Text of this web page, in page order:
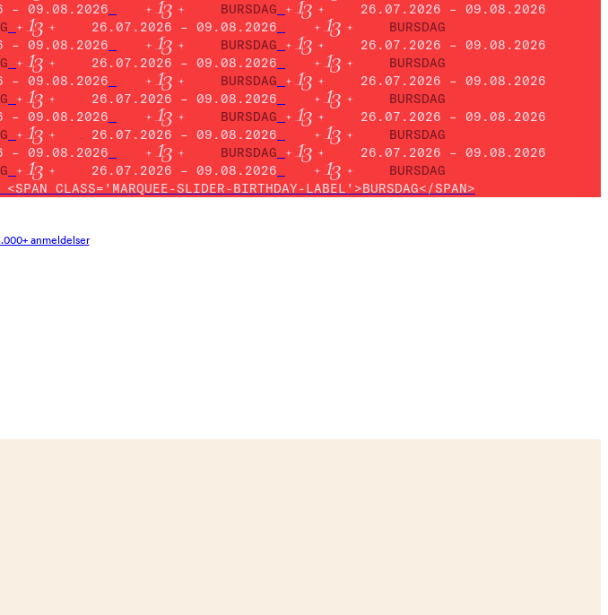
– 09.08.2026 BURSDAG
26.07.2026 – 09.08.2026
26.07.2026 – 09.08.2026
BURSDAG
– 09.08.2026 BURSDAG
26.07.2026 – 09.08.2026
26.07.2026 – 09.08.2026
BURSDAG
– 09.08.2026 BURSDAG
26.07.2026 – 09.08.2026
26.07.2026 – 09.08.2026
BURSDAG
– 09.08.2026 BURSDAG
26.07.2026 – 09.08.2026
26.07.2026 – 09.08.2026
BURSDAG
– 09.08.2026 BURSDAG
26.07.2026 – 09.08.2026
26.07.2026 – 09.08.2026
BURSDAG
CLASS='MARQUEE-SLIDER-BIRTHDAY-LABEL'>BURSDAG</SPAN>
anmeldelser